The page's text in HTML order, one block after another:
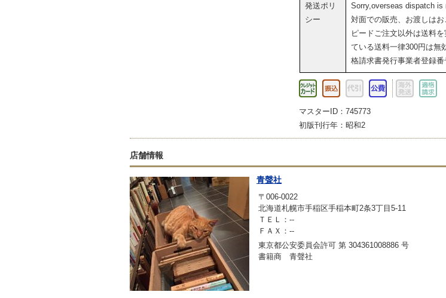
発送ポリ
シー
Sorry,overseas dispatch is
対面での販売、お渡しは
ピードご注文以外は送料
ている送料一律300円は無
格請求書発行事業者登録
マスターID：745773
初版刊行年：昭和2
店舗情報
青聲社
〒006-0022
北海道札幌市手稲区手稲本町2条3丁目5-11
ＴＥＬ：--
ＦＡＸ：--
東京都公安委員会許可 第 304361008886 号
書籍商 青聲社